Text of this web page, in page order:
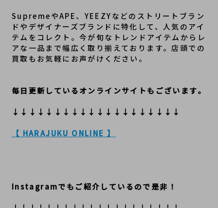
SupremeやAPE、YEEZYなどのストリートブラン
ドやデザイナーズブランドに特化して、人気のアイ
テムをコレクト。今が旬なトレンドアイテムからレ
アな一品まで幅広く取り揃えております。店頭での
買取もお気軽にお声がけください。
毎日更新しているオンラインサイトもございます。
↓↓↓↓↓↓↓↓↓↓↓↓↓↓↓↓↓↓↓↓
【 HARAJUKU ONLINE 】
Instagramでもご紹介しているので是非！